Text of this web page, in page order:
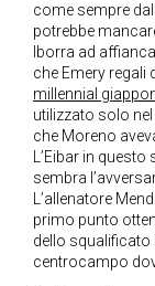
come sempre
potrebbe
Iborra ad
che Emery regali
millennial
utilizzato solo
che Moreno
L’Eibar in
sembra
L’allenatore
primo punto
dello squalificato
centrocampo